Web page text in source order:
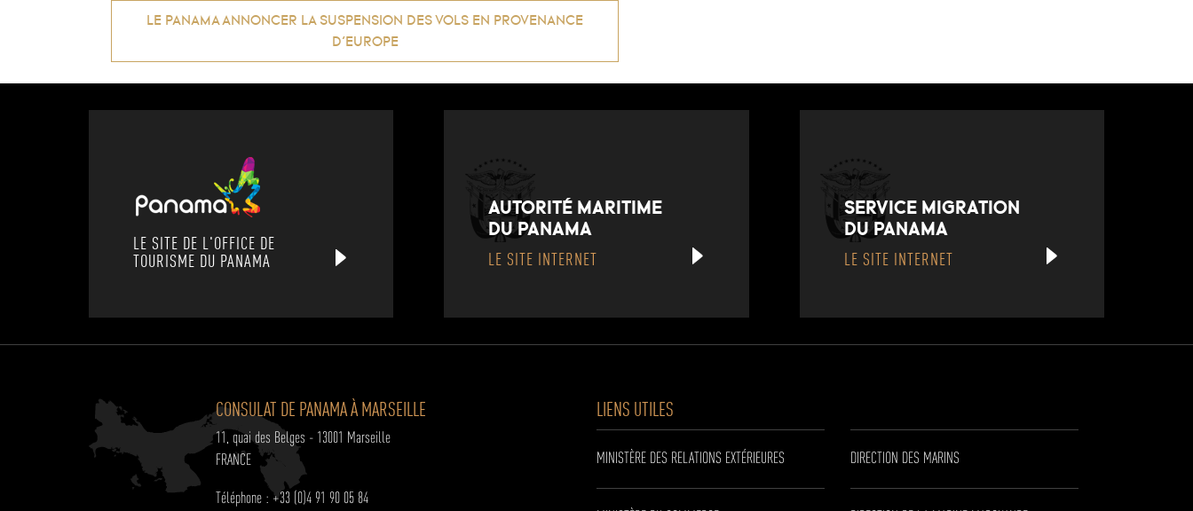
Navigation
de
l’article
LE PANAMA ANNONCER LA SUSPENSION DES VOLS EN PROVENANCE
D’EUROPE
LE SITE DE L'OFFICE DE
TOURISME DU PANAMA
AUTORITÉ MARITIME
DU PANAMA
LE SITE INTERNET
SERVICE MIGRATION
DU PANAMA
LE SITE INTERNET
CONSULAT DE PANAMA À MARSEILLE
11, quai des Belges - 13001 Marseille
FRANCE
Téléphone : +33 (0)4 91 90 05 84
LIENS UTILES
MINISTÈRE DES RELATIONS EXTÉRIEURES DIRECTION DES MARINS